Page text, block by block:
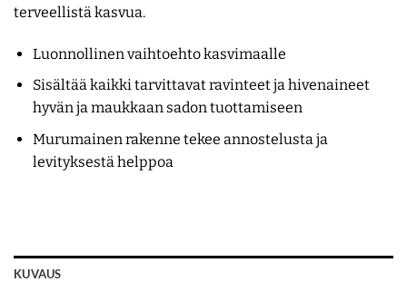
terveellistä kasvua.
Luonnollinen vaihtoehto kasvimaalle
Sisältää kaikki tarvittavat ravinteet ja hivenaineet
hyvän ja maukkaan sadon tuottamiseen
Murumainen rakenne tekee annostelusta ja
levityksestä helppoa
KUVAUS